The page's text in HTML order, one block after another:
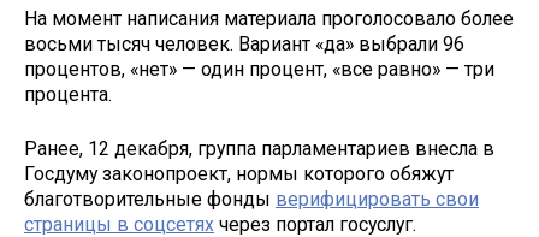
На момент написания материала проголосовало более
восьми тысяч человек. Вариант «да» выбрали 96
процентов, «нет» — один процент, «все равно» — три
процента.
Ранее, 12 декабря, группа парламентариев внесла в
Госдуму законопроект, нормы которого обяжут
благотворительные фонды верифицировать свои
страницы в соцсетях через портал госуслуг.